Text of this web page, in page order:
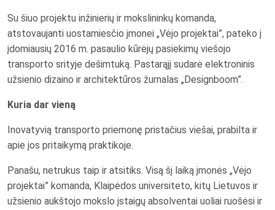
Su šiuo projektu inžinierių ir mokslininkų komanda,
atstovaujanti uostamiesčio įmonei „Vėjo projektai”, pateko į
įdomiausių 2016 m. pasaulio kūrėjų pasiekimų viešojo
transporto srityje dešimtuką. Pastarąjį sudarė elektroninis
užsienio dizaino ir architektūros žurnalas „Designboom”.
Kuria dar vieną
Inovatyvią transporto priemonę pristačius viešai, prabilta ir
apie jos pritaikymą praktikoje.
Panašu, netrukus taip ir atsitiks. Visą šį laiką įmonės „Vėjo
projektai” komanda, Klaipėdos universiteto, kitų Lietuvos ir
užsienio aukštojo mokslo įstaigų absolventai uoliai ruošėsi ir